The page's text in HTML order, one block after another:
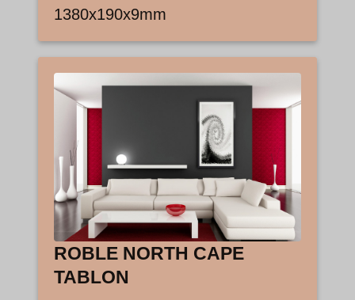
1380x190x9mm
ROBLE NORTH CAPE
TABLON